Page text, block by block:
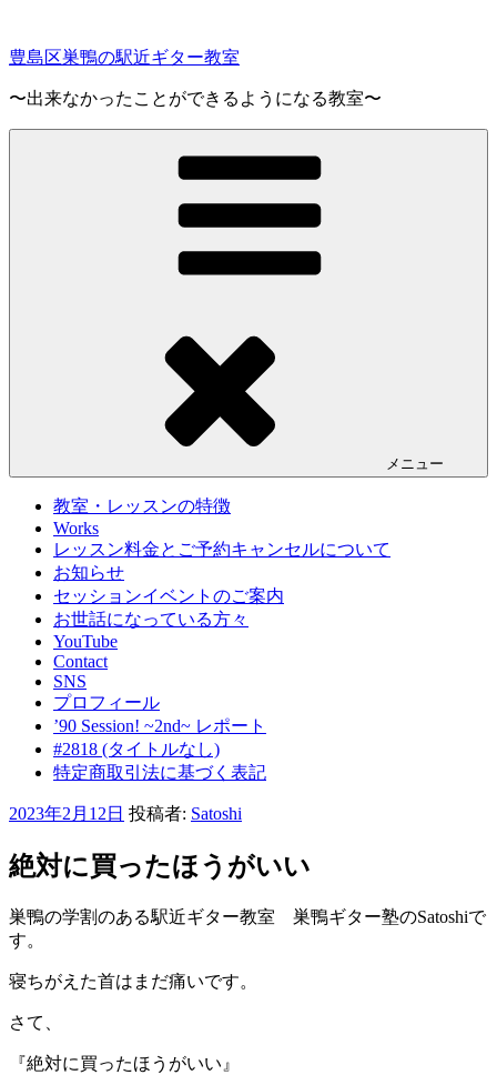
テ
へ
豊島区巣鴨の駅近ギター教室
〜出来なかったことができるようになる教室〜
メニュー
教室・レッスンの特徴
Works
レッスン料金とご予約キャンセルについて
お知らせ
セッションイベントのご案内
お世話になっている方々
YouTube
Contact
SNS
プロフィール
’90 Session! ~2nd~ レポート
#2818 (タイトルなし)
特定商取引法に基づく表記
投
日:
2023年2月12日 投稿者: Satoshi
絶対に買ったほうがいい
巣鴨の学割のある駅近ギター教室 巣鴨ギター塾のSatoshiで
す。
寝ちがえた首はまだ痛いです。
さて、
『絶対に買ったほうがいい』